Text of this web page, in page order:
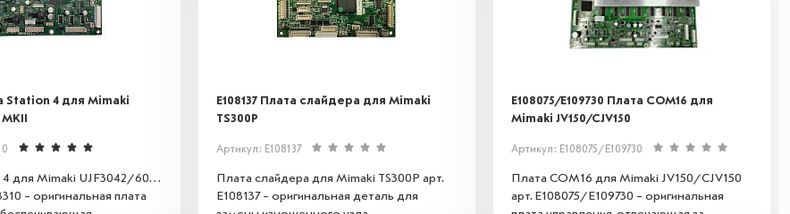
Station 4 для Mimaki
для Mimaki UJF3042/6042
– оригинальная плата
E108137 Плата слайдера для Mimaki
TS300P
Артикул: E108137
Плата слайдера для Mimaki TS300P арт.
E108137 – оригинальная деталь для
E108075/E109730 Плата COM16 для
Mimaki JV150/CJV150
Артикул: E108075/E109730
Плата COM16 для Mimaki JV150/CJV150
арт. E108075/E109730 – оригинальная